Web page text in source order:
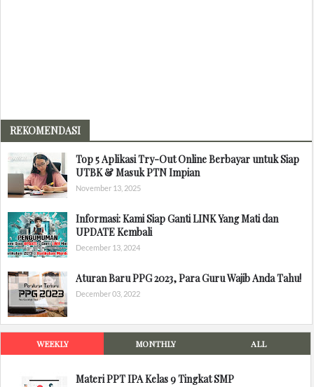
REKOMENDASI
Top 5 Aplikasi Try-Out Online Berbayar untuk Siap
UTBK & Masuk PTN Impian
November 13, 2025
Informasi: Kami Siap Ganti LINK Yang Mati dan
UPDATE Kembali
December 13, 2024
Aturan Baru PPG 2023, Para Guru Wajib Anda Tahu!
December 03, 2022
WEEKLY MONTHLY ALL
Materi PPT IPA Kelas 9 Tingkat SMP